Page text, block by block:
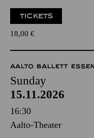
TICKETS
18,00 €
AALTO BALLETT
Sunday
15.11.2026
16:30
Aalto-Theater